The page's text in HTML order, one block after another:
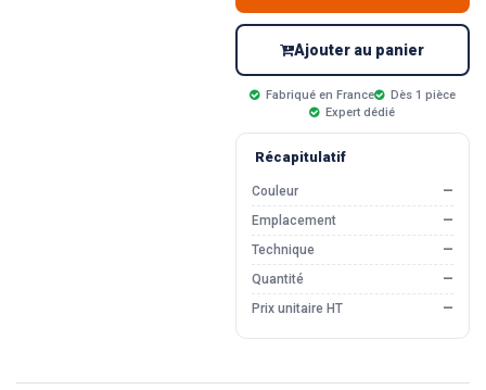
Ajouter au panier
Fabriqué en France
Dès 1 pièce
Expert dédié
Récapitulatif
Couleur
—
Emplacement
—
Technique
—
Quantité
—
Prix unitaire HT
—